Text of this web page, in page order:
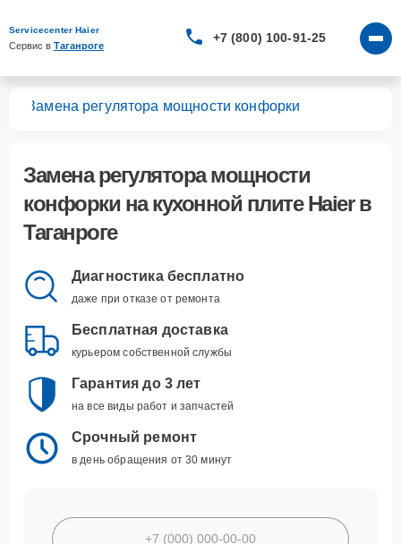
Servicecenter Haier
Сервис в Таганроге
+7 (800) 100-91-25
Замена регулятора мощности конфорки
Замена регулятора мощности
конфорки на кухонной плите Haier в
Таганроге
Диагностика бесплатно
даже при отказе от ремонта
Бесплатная доставка
курьером собственной службы
Гарантия до 3 лет
на все виды работ и запчастей
Срочный ремонт
в день обращения от 30 минут